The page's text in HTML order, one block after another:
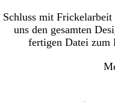
Schluss mit
uns den gesamten
fertigen Datei zum